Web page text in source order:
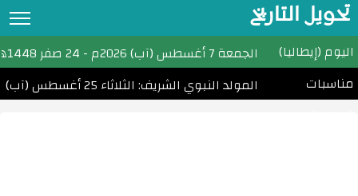
تحويل التاريخ
تحويل التاريخ
التقويم الهجري
اليوم (إيطاليا) الجمعة 7 أغسطس (آب) 2026م - 24 صفر 1448هـ
مناسبات
المولد النبوي الشريف: الثلاثاء 25 أغسطس (آب) 2026